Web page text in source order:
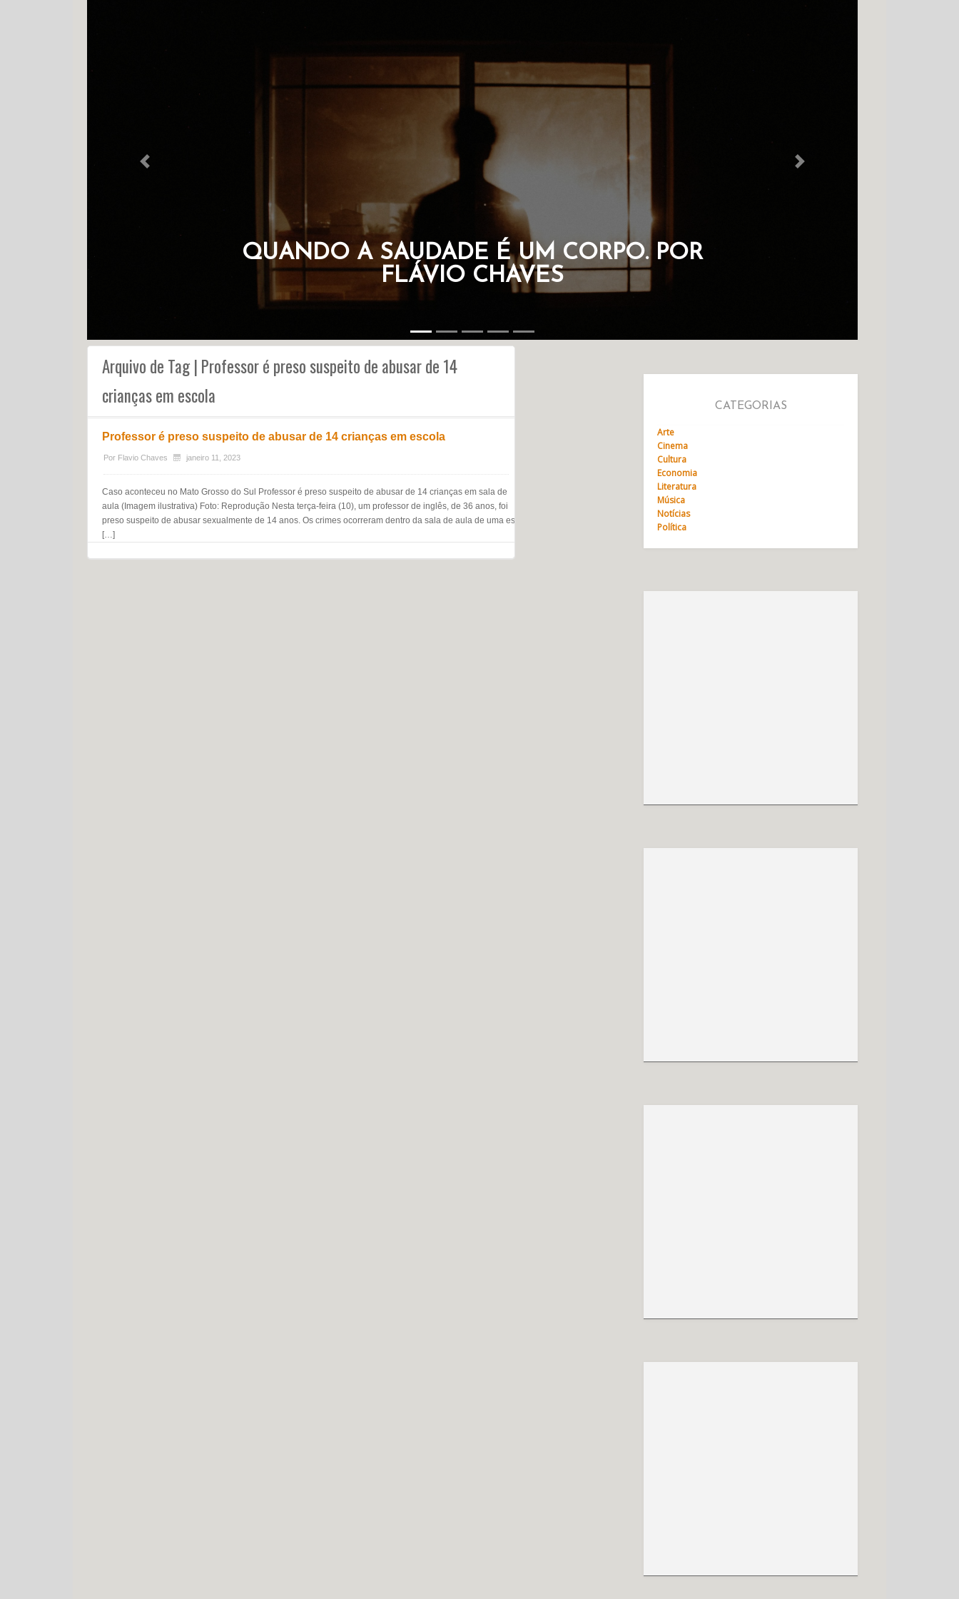
OS QUE CARREGAM A CORAGEM NO COLDRE
DA ALMA. POR FLÁVIO CHAVES
Previous Next
Arquivo de Tag | Professor é preso suspeito de abusar de 14
crianças em escola
Professor é preso suspeito de abusar de 14 crianças em escola
Por Flavio Chaves janeiro 11, 2023
Caso aconteceu no Mato Grosso do Sul Professor é preso suspeito de abusar de 14 crianças em sala de
aula (Imagem ilustrativa) Foto: Reprodução Nesta terça-feira (10), um professor de inglês, de 36 anos, foi
preso suspeito de abusar sexualmente de 14 anos. Os crimes ocorreram dentro da sala de aula de uma escola municipal, em
[…]
CATEGORIAS
Arte
Cinema
Cultura
Economia
Literatura
Música
Notícias
Política